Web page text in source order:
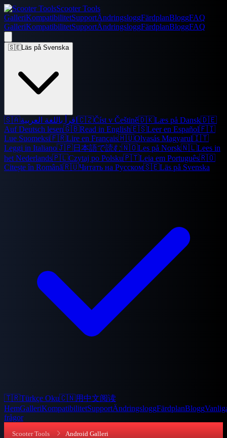
Scooter Tools
GalleriKompatibilitetSupportÄndringsloggFärdplanBloggFAQ
GalleriKompatibilitetSupportÄndringsloggFärdplanBloggFAQ
🇸🇪Läs på Svenska
🇸🇦اقرأ باللغة العربية 🇨🇿Číst v Češtině🇩🇰Læs på Dansk🇩🇪
Auf Deutsch lesen🇬🇧Read in English🇪🇸Leer en Español🇫🇮
Lue Suomeksi🇫🇷Lire en Français🇭🇺Olvasás Magyarul🇮🇹
Leggi in Italiano🇯🇵日本語で読む🇳🇴Les på Norsk🇳🇱Lees in
het Nederlands🇵🇱Czytaj po Polsku🇵🇹Leia em Português🇷🇴
Citește în Română🇷🇺Читать на Русском🇸🇪Läs på Svenska
🇹🇷Türkçe Oku🇨🇳用中文阅读
HemGalleriKompatibilitetSupportÄndringsloggFärdplanBlogg
frågor
Scooter Tools Android Galleri